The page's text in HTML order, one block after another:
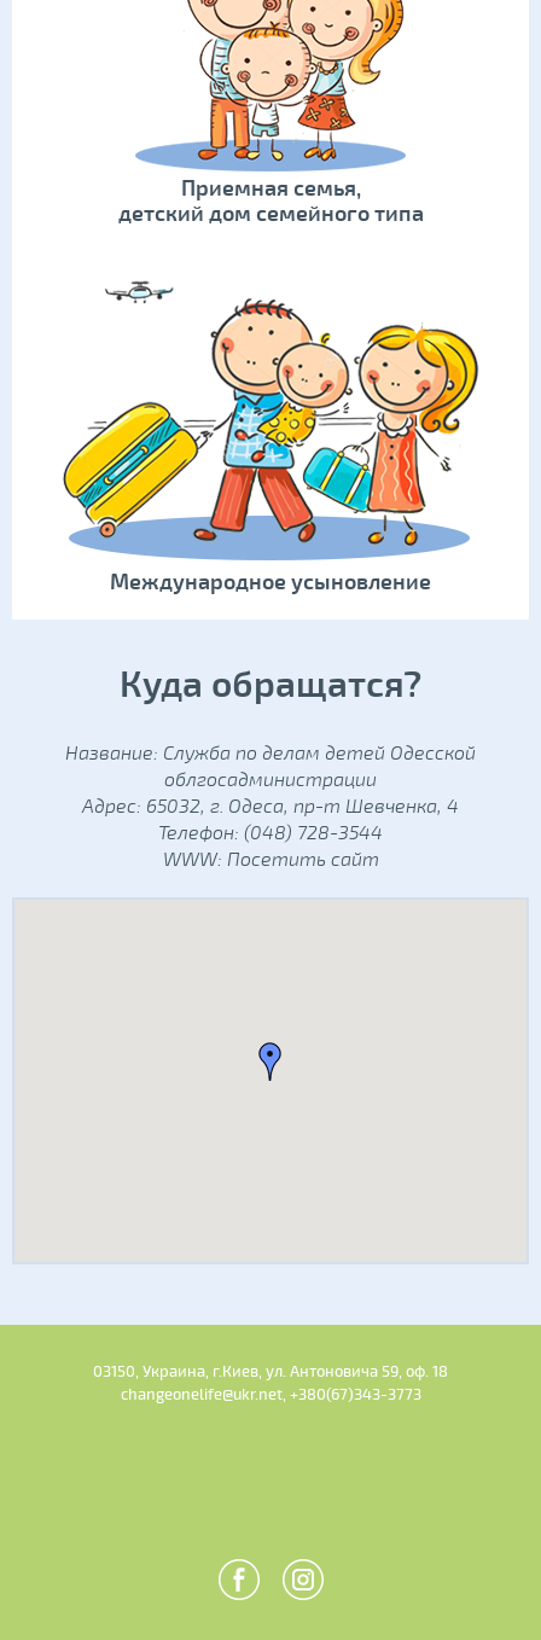
Приемная семья,
детский дом семейного типа
Международное усыновление
Куда обращатся?
Название: Служба по делам детей Одесской
облгосадминистрации
Адрес: 65032, г. Одеса, пр-т Шевченка, 4
Телефон: (048) 728-3544
WWW: Посетить сайт
03150, Украина, г.Киев, ул. Антоновича 59, оф. 18
changeonelife@ukr.net, +380(67)343-3773